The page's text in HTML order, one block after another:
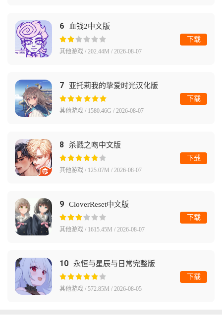
6 血钱2中文版
其他游戏 / 202.44M / 2026-08-07
下载
7 亚托莉我的挚爱时光汉化版
其他游戏 / 1580.46G / 2026-08-07
下载
8 杀戮之吻中文版
其他游戏 / 125.07M / 2026-08-07
下载
9 CloverReset中文版
其他游戏 / 1615.45M / 2026-08-07
下载
10 永恒与星辰与日常完整版
其他游戏 / 572.85M / 2026-08-05
下载